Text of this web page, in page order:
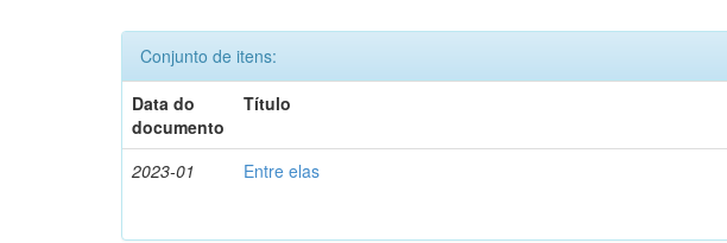
Conjunto de itens:
Data do
documento
Título
2023-01 Entre elas